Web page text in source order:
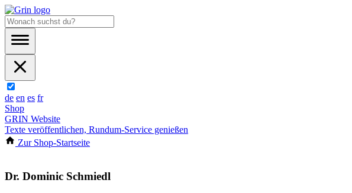
de en es fr
Shop
GRIN Website
Texte veröffentlichen, Rundum-Service genießen
Zur Shop-Startseite
Dr. Dominic Schmiedl